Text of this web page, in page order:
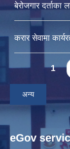
बेरोजगार दर्ताका
करार सेवामा
Pages1
अन्य
eGov